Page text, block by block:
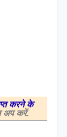
करने के
अप करें.